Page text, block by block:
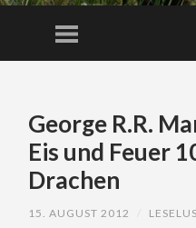
Menu
CONTENTGeorge R.R.
Eis und Feuer
Drachen
15. AUGUST 2012